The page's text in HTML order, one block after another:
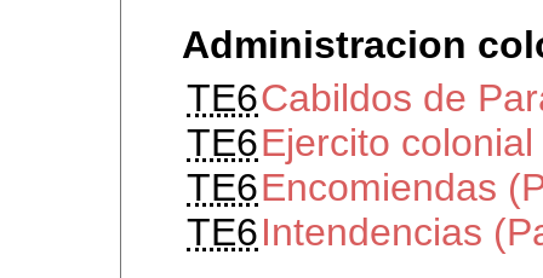
Administracion
TE6Cabildos de
TE6Ejercito
TE6Encomiendas
TE6Intendencias